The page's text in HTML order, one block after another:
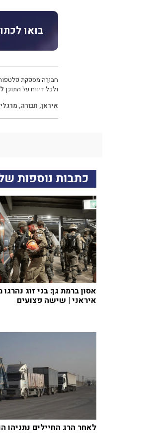
בואו
חבּוּרֶה מספקת
ולכל דיווח על התוכן
איראן, חבורה,
כתבות נוספות
אסון ברמת גן: בני זוג נהרגו
איראני | שישה פצועים
לאחר הרג החיילים נתניהו